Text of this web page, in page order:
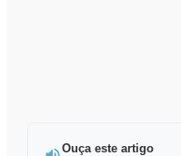
Ouça este artigo